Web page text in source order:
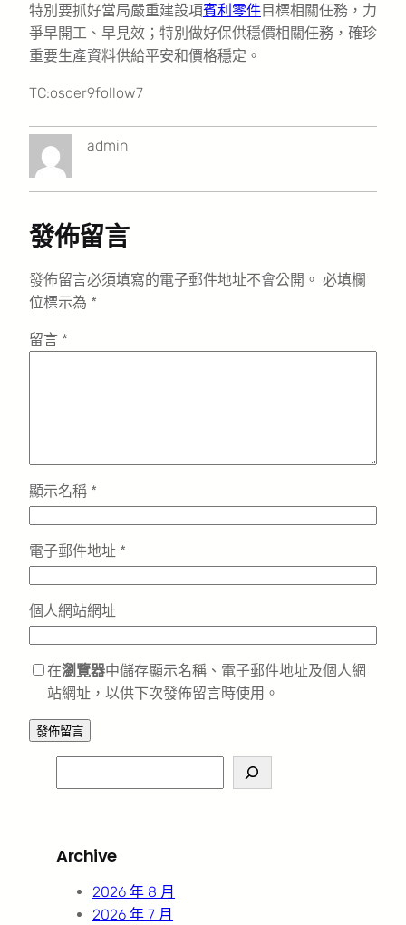
特別要抓好當局嚴重建設項賓利零件目標相關任務，力
爭早開工、早見效；特別做好保供穩價相關任務，確珍
重要生產資料供給平安和價格穩定。
TC:osder9follow7
admin
發佈留言
發佈留言必須填寫的電子郵件地址不會公開。 必填欄
位標示為 *
留言 *
顯示名稱 *
電子郵件地址 *
個人網站網址
在瀏覽器中儲存顯示名稱、電子郵件地址及個人網
站網址，以供下次發佈留言時使用。
e
c
Archive
2026 年 8 月
2026 年 7 月